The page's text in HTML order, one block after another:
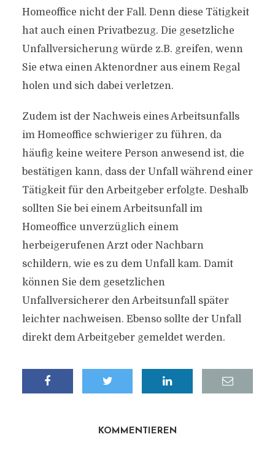
Homeoffice nicht der Fall. Denn diese Tätigkeit
hat auch einen Privatbezug. Die gesetzliche
Unfallversicherung würde z.B. greifen, wenn
Sie etwa einen Aktenordner aus einem Regal
holen und sich dabei verletzen.
Zudem ist der Nachweis eines Arbeitsunfalls
im Homeoffice schwieriger zu führen, da
häufig keine weitere Person anwesend ist, die
bestätigen kann, dass der Unfall während einer
Tätigkeit für den Arbeitgeber erfolgte. Deshalb
sollten Sie bei einem Arbeitsunfall im
Homeoffice unverzüglich einem
herbeigerufenen Arzt oder Nachbarn
schildern, wie es zu dem Unfall kam. Damit
können Sie dem gesetzlichen
Unfallversicherer den Arbeitsunfall später
leichter nachweisen. Ebenso sollte der Unfall
direkt dem Arbeitgeber gemeldet werden.
KOMMENTIEREN